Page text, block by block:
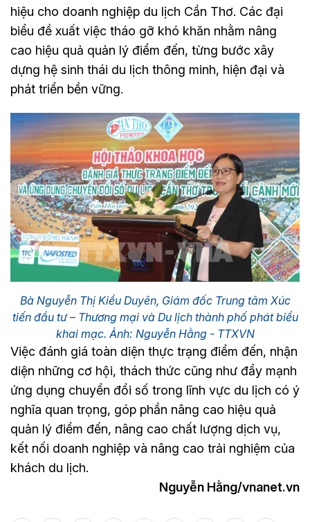
hiệu cho doanh nghiệp du lịch Cần Thơ. Các đại
biểu đề xuất việc tháo gỡ khó khăn nhằm nâng
cao hiệu quả quản lý điểm đến, từng bước xây
dựng hệ sinh thái du lịch thông minh, hiện đại và
phát triển bền vững.
Bà Nguyễn Thị Kiều Duyên, Giám đốc Trung tâm Xúc
tiến đầu tư – Thương mại và Du lịch thành phố phát biểu
khai mạc. Ảnh: Nguyễn Hằng - TTXVN
Việc đánh giá toàn diện thực trạng điểm đến, nhận
diện những cơ hội, thách thức cũng như đẩy mạnh
ứng dụng chuyển đổi số trong lĩnh vực du lịch có ý
nghĩa quan trọng, góp phần nâng cao hiệu quả
quản lý điểm đến, nâng cao chất lượng dịch vụ,
kết nối doanh nghiệp và nâng cao trải nghiệm của
khách du lịch.
Nguyễn Hằng/vnanet.vn